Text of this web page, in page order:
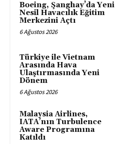
Boeing, Şanghay’da Yeni
Nesil Havacılık Eğitim
Merkezini Açtı
6 Ağustos 2026
Türkiye ile Vietnam
Arasında Hava
Ulaştırmasında Yeni
Dönem
6 Ağustos 2026
Malaysia Airlines,
IATA’nın Turbulence
Aware Programına
Katıldı